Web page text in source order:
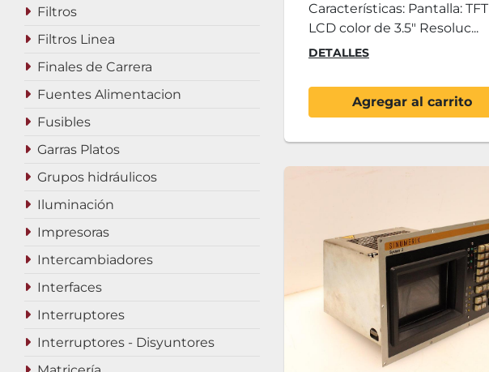
Filtros
Filtros Linea
Finales de Carrera
Fuentes Alimentacion
Fusibles
Garras Platos
Grupos hidráulicos
Iluminación
Impresoras
Intercambiadores
Interfaces
Interruptores
Interruptores - Disyuntores
Características: Pantalla: TFT
LCD color de 3.5" Resoluc...
DETALLES
Agregar al carrito